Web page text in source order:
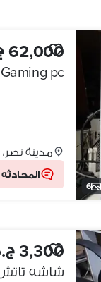
6
62,000 ج.م
Gaming pc
مدينة نصر،
المحادثه
3,300 ج.م
شاشه تاتش